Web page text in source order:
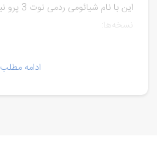
این با نام شیائومی ردمی نوت 3 پرو نیز شناخته می‌شود
نسخه‌ها:
2015161
ادامه مطلب